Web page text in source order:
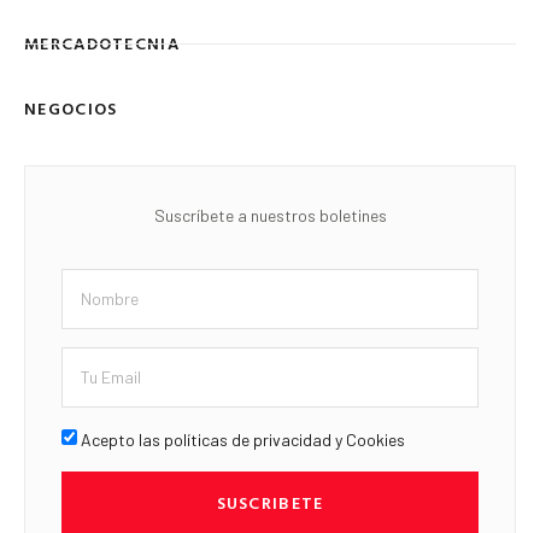
MERCADOTECNIA
NEGOCIOS
Suscríbete a nuestros boletines
Acepto las políticas de privacidad y Cookies
SUSCRIBETE